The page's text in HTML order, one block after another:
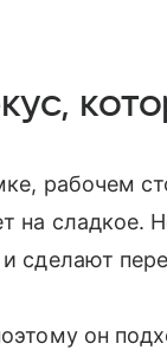
рабочем
на сладкое.
сделают
он